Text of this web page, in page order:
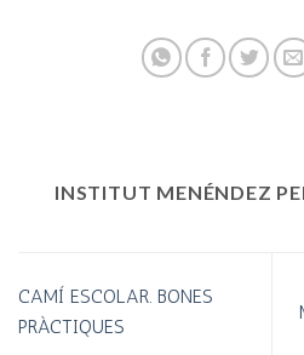
INSTITUT MENÉNDEZ
CAMÍ ESCOLAR. BONES
PRÀCTIQUES